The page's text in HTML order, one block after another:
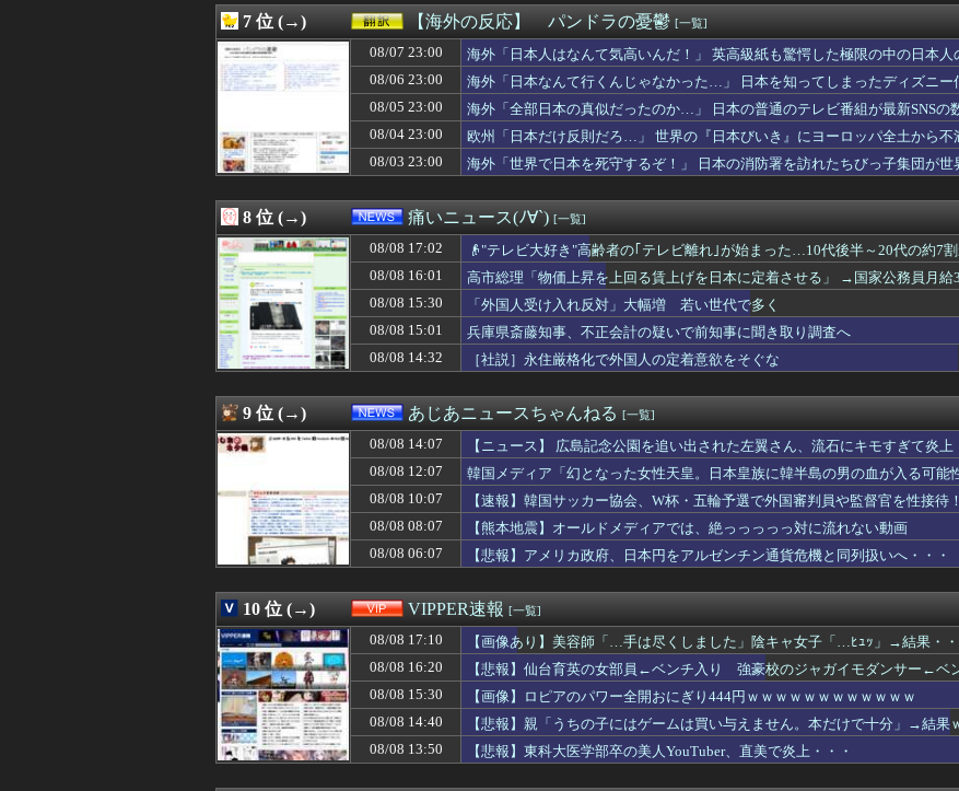
08/08 16:58
【衝撃】一ノ瀬美空、地元の同級生の友達が地方局の新人アナウンサーwwwwww
08/08 16:58
ポール・スキーンズ(24) 9勝10敗 防御率3.96←こいつｗｗｗｗｗｗｗｗ...
08/08 16:57
私「彼氏に殴られました…」医者「どうして警察を呼ばなかったの？」→医師の厳しい...
08/08 16:55
日本赤十字社、韓国の緊急要請に応じ超希少血液「Jr(a-)」を提供＝韓国SNS...
08/08 16:54
【朗報】ダレノガレ明美さん、7種類の炊き出しと大量物資を積んで熊本へ・・・・・...
【悲報】ワイ、軽貨物ドライバーという職業を知る
08/08 16:52
日本人はBYDの軽EV「ラッコ」をどう見ているのか？…中国メディア！
08/08 16:50
令和8年8月8日 末広がり「888」の日に全国の婚姻窓口が大行列＆芸能人も結婚...
08/08 16:50
娘が某アニメのキャラにハマって推し活してる。それを控えさせた方がいいのか塾の人...
08/08 16:50
【海外の反応】スクーバルが古巣タイガースへの復帰を熱望【MLB】
08/08 16:50
江口寿史が炎上を経て語る「自分の絵ごと、このジャンルはそろそろ終わりかな」
08/08 16:49
【画像】45歳女のビキニ水着姿wwwwwwwwwwwwwww
08/08 16:48
【悲報】ワイ、軽貨物ドライバーという職業を知ってしまう・・・・・・・・・
08/08 16:48
【朗報】ショートスリーパーの1日、めちゃくちゃ充実してる……これ革命やろｗ...
08/08 16:47
【画像】「魔」の略字ってなんであれだけ許されてるの？
08/08 16:47
【困惑】佐藤二朗、妻とのハグを報告「文〇砲より遥かに弱いノロケ砲をお見舞いする...
08/08 16:45
【画像】女の子たち「メイド喫茶やってま〜す♡ぜひいらしてください♡」
08/08 16:44
【朗報】ドジャースさん、佐々木朗希をものにしてしまうwwwwwwww
08/08 16:41
【動画】役満ボディ・岡田紗佳(32)、渾身のあたシコダンスwwwwwww
08/08 16:41
【衝撃】マツコ、バスタオルを「まあ、1週間…」使うと告白
08/08 16:40
ドイツ、熱中症で10,000人以上死亡、ほとんどが高齢者で若者は元気・・・
【悲報】ワンダンス作者「手書きでダンスアニメ描いてみました」←アニメの当てつけ...
久保史緒里ちゃんと内村さんがネットミーム化ｗ【元乃木坂46】
08/08 16:39
義弟嫁「先生の資格あるなら子どもを教えて！」私「何度も言うけど無理です」→断っ...
08/08 16:39
”サ終” 相次ぐスマホゲーム、倒産も急増 過去最多ペースで推移 「当たれば一攫...
08/08 16:39
最近の若手社員は何故かコレを嫌がるらしい
08/08 16:39
高市首相が経歴詐称していると確信した某映画評論家、「上級公務員試験に合格とは書...
08/08 16:38
【悲報】ﾈｯﾄ民「正規ディーラーで車検を頼んだら担当整備士が「グエン」さんだっ...
08/08 16:37
5号機の時って、面白いA+ART機がたくさんあって楽しかったよなｗｗｗ
08/08 16:36
【速報】長友が現役続投へ！J1初優勝のためFC東京と再契約
08/08 16:36
友人に引っ越し先を教えずにいたら「私とこの先一生会う気ないんだ」と泣かれた。な...
08/08 16:35
【悲報】ひろゆき、妻から離婚を提示されていたｗｗｗｗ
08/08 16:35
【悲報】プロゲーマーさん、加藤純一信者を怒らせてしまった結果、好き嫌い5位にw...
08/08 16:35
【悲報】高校生、残酷な「社会の縮図」を文化祭の出し物で学んでしまう⇒(動画あ...
08/08 16:35
私の地元は治安が悪く、弱いものいじめや犯罪を楽しみながら行うことが陽キャの条件...
08/08 16:34
【朗報】冨安健洋、クリスタルパレス加入決定！背番号17で鎌田大地と同僚に
7 位 (→) 【海外の反応】 パンドラの憂鬱 [一覧]
08/07 23:00
海外「日本人はなんて気高いんだ！」 英高級紙も驚愕した極限の中の日本人
08/06 23:00
海外「日本なんて行くんじゃなかった…」 日本を知ってしまったディズニ
08/05 23:00
海外「全部日本の真似だったのか…」 日本の普通のテレビ番組が最新SNSの
08/04 23:00
欧州「日本だけ反則だろ…」 世界の『日本びいき』にヨーロッパ全土から不
08/03 23:00
海外「世界で日本を死守するぞ！」 日本の消防署を訪れたちびっ子集団が世
8 位 (→) 痛いニュース(ﾉ∀`) [一覧]
08/08 17:02
👴"テレビ大好き"高齢者の｢テレビ離れ｣が始まった…10代後半～20代の約7
08/08 16:01
高市総理「物価上昇を上回る賃上げを日本に定着させる」 →国家公務員月給
08/08 15:30
「外国人受け入れ反対」大幅増 若い世代で多く
08/08 15:01
兵庫県斎藤知事、不正会計の疑いで前知事に聞き取り調査へ
08/08 14:32
［社説］永住厳格化で外国人の定着意欲をそぐな
9 位 (→) あじあニュースちゃんねる [一覧]
08/08 14:07
【ニュース】 広島記念公園を追い出された左翼さん、流石にキモすぎて炎上
08/08 12:07
韓国メディア「幻となった女性天皇。日本皇族に韓半島の男の血が入る可能
08/08 10:07
【速報】韓国サッカー協会、W杯・五輪予選で外国審判員や監督官を性接待
08/08 08:07
【熊本地震】オールドメディアでは、絶っっっっっ対に流れない動画
08/08 06:07
【悲報】アメリカ政府、日本円をアルゼンチン通貨危機と同列扱いへ・・・
10 位 (→) VIPPER速報 [一覧]
08/08 17:10
【画像あり】美容師「…手は尽くしました」陰キャ女子「…ﾋｭｯ」→結果・・
08/08 16:20
【悲報】仙台育英の女部員←ベンチ入り 強豪校のジャガイモダンサー←ベ
08/08 15:30
【画像】ロピアのパワー全開おにぎり444円ｗｗｗｗｗｗｗｗｗｗｗｗ
08/08 14:40
【悲報】親「うちの子にはゲームは買い与えません。本だけで十分」→結果
08/08 13:50
【悲報】東科大医学部卒の美人YouTuber、直美で炎上・・・